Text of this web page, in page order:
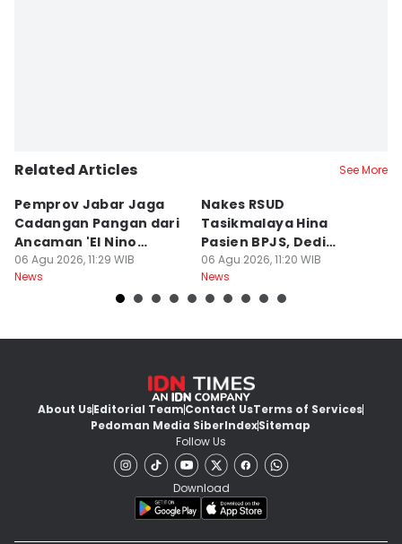
Related Articles See More
Pemprov Jabar Jaga
Cadangan Pangan dari
Ancaman 'El Nino
Godzilla'
06 Agu 2026, 11:29 WIB
News
Nakes RSUD
Tasikmalaya Hina
Pasien BPJS, Dedi
Mulyadi Minta Disanksi
06 Agu 2026, 11:20 WIB
News
About UsEditorial TeamContact UsTerms of Services
Pedoman Media SiberIndexSitemap
Follow Us
Download